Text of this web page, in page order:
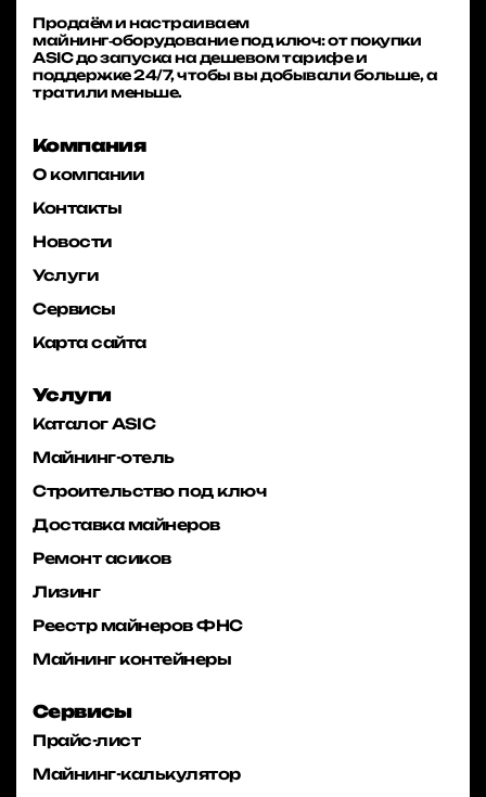
Продаём и настраиваем
майнинг‑оборудование под ключ: от покупки
ASIC до запуска на дешевом тарифе и
поддержке 24/7, чтобы вы добывали больше, а
тратили меньше.
Компания
О компании
Контакты
Новости
Услуги
Сервисы
Карта сайта
Услуги
Каталог ASIC
Майнинг-отель
Строительство под ключ
Доставка майнеров
Ремонт асиков
Лизинг
Реестр майнеров ФНС
Майнинг контейнеры
Сервисы
Прайс-лист
Майнинг-калькулятор